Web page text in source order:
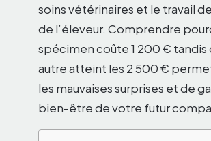
soins vétérinaires et le travail
de l’éleveur. Comprendre
spécimen coûte 1 200 € tandis
autre atteint les 2 500 €
les mauvaises surprises et de
bien-être de votre futur